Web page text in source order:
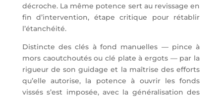
décroche. La même potence sert au revissage en
fin d’intervention, étape critique pour rétablir
l’étanchéité.
Distincte des clés à fond manuelles — pince à
mors caoutchoutés ou clé plate à ergots — par la
rigueur de son guidage et la maîtrise des efforts
qu’elle autorise, la potence à ouvrir les fonds
vissés s’est imposée, avec la généralisation des